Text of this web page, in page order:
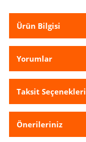
Ürün Bilgisi
Yorumlar
Taksit Seçenekleri
Önerileriniz